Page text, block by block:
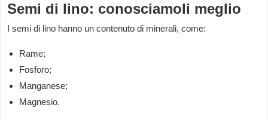
Semi di lino: conosciamoli meglio
I semi di lino hanno un contenuto di minerali, come:
Rame;
Fosforo;
Manganese;
Magnesio.